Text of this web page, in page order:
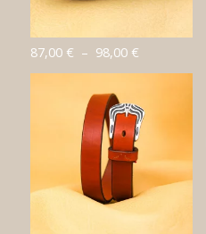
87,00 € – 98,00 €Plage
de
87,00 €
à
98,00 €